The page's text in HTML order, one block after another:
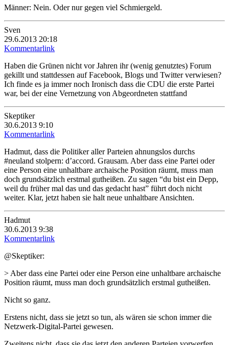
Männer: Nein. Oder nur gegen viel Schmiergeld.
Sven
29.6.2013 20:18
Kommentarlink
Haben die Grünen nicht vor Jahren ihr (wenig genutztes) Forum
gekillt und stattdessen auf Facebook, Blogs und Twitter verwiesen?
Ich finde es ja immer noch Ironisch dass die CDU die erste Partei
war, bei der eine Vernetzung von Abgeordneten stattfand
Skeptiker
30.6.2013 9:10
Kommentarlink
Hadmut, dass die Politiker aller Parteien ahnungslos durchs
#neuland stolpern: d’accord. Grausam. Aber dass eine Partei oder
eine Person eine unhaltbare archaische Position räumt, muss man
doch grundsätzlich erstmal gutheißen. Zu sagen “du bist ein Depp,
weil du früher mal das und das gedacht hast” führt doch nicht
weiter. Klar, jetzt haben sie halt neue unhaltbare Ansichten.
Hadmut
30.6.2013 9:38
Kommentarlink
@Skeptiker:
> Aber dass eine Partei oder eine Person eine unhaltbare archaische
Position räumt, muss man doch grundsätzlich erstmal gutheißen.
Nicht so ganz.
Erstens nicht, dass sie jetzt so tun, als wären sie schon immer die
Netzwerk-Digital-Partei gewesen.